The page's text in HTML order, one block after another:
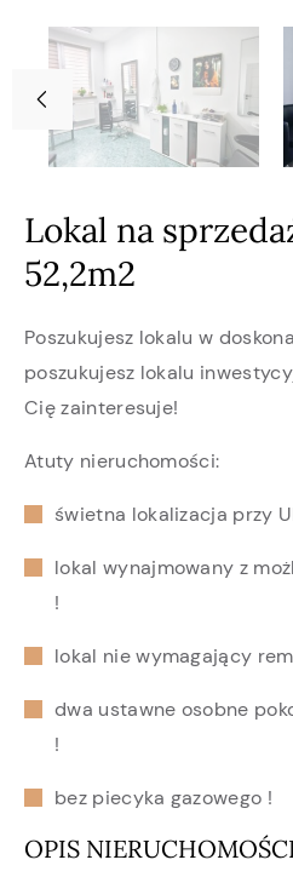
Lokal na
52,2m2
Poszukujesz lokalu w
poszukujesz lokalu
Cię zainteresuje!
Atuty nieruchomości:
świetna lokalizacja przy
lokal wynajmowany z
!
lokal nie wymagający
dwa ustawne osobne
!
bez piecyka gazowego !
OPIS